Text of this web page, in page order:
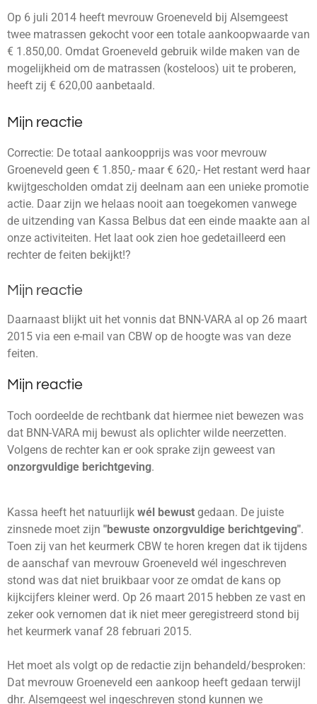
Op 6 juli 2014 heeft mevrouw Groeneveld bij Alsemgeest
twee matrassen gekocht voor een totale aankoopwaarde van
€ 1.850,00. Omdat Groeneveld gebruik wilde maken van de
mogelijkheid om de matrassen (kosteloos) uit te proberen,
heeft zij € 620,00 aanbetaald.
Mijn reactie
Correctie: De totaal aankoopprijs was voor mevrouw
Groeneveld geen € 1.850,- maar € 620,- Het restant werd haar
kwijtgescholden omdat zij deelnam aan een unieke promotie
actie. Daar zijn we helaas nooit aan toegekomen vanwege
de uitzending van Kassa Belbus dat een einde maakte aan al
onze activiteiten. Het laat ook zien hoe gedetailleerd een
rechter de feiten bekijkt!?
Mijn reactie
Daarnaast blijkt uit het vonnis dat BNN-VARA al op 26 maart
2015 via een e-mail van CBW op de hoogte was van deze
feiten.
Mijn reactie
Toch oordeelde de rechtbank dat hiermee niet bewezen was
dat BNN-VARA mij bewust als oplichter wilde neerzetten.
Volgens de rechter kan er ook sprake zijn geweest van
onzorgvuldige berichtgeving.
Kassa heeft het natuurlijk wél bewust gedaan. De juiste
zinsnede moet zijn "bewuste onzorgvuldige berichtgeving".
Toen zij van het keurmerk CBW te horen kregen dat ik tijdens
de aanschaf van mevrouw Groeneveld wél ingeschreven
stond was dat niet bruikbaar voor ze omdat de kans op
kijkcijfers kleiner werd. Op 26 maart 2015 hebben ze vast en
zeker ook vernomen dat ik niet meer geregistreerd stond bij
het keurmerk vanaf 28 februari 2015.
Het moet als volgt op de redactie zijn behandeld/besproken:
Dat mevrouw Groeneveld een aankoop heeft gedaan terwijl
dhr. Alsemgeest wel ingeschreven stond kunnen we